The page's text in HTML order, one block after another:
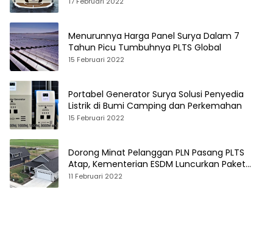
Menurunnya Harga Panel Surya Dalam 7
Tahun Picu Tumbuhnya PLTS Global
15 Februari 2022
Portabel Generator Surya Solusi Penyedia
Listrik di Bumi Camping dan Perkemahan
15 Februari 2022
Dorong Minat Pelanggan PLN Pasang PLTS
Atap, Kementerian ESDM Luncurkan Paket
Hibah SEF
11 Februari 2022